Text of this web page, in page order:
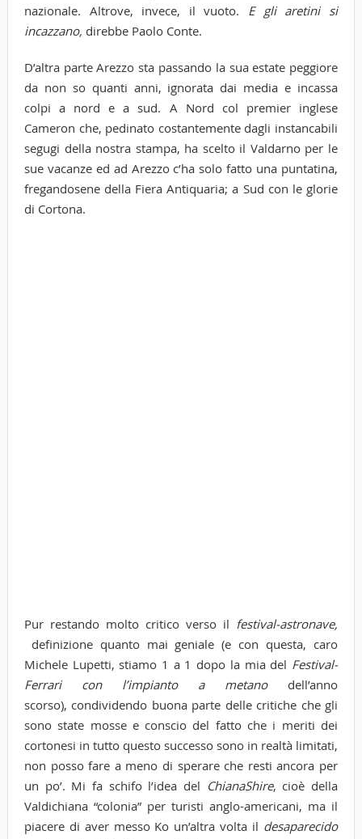
nazionale. Altrove, invece, il vuoto. E gli aretini si
incazzano, direbbe Paolo Conte.
D’altra parte Arezzo sta passando la sua estate peggiore
da non so quanti anni, ignorata dai media e incassa
colpi a nord e a sud. A Nord col premier inglese
Cameron che, pedinato costantemente dagli instancabili
segugi della nostra stampa, ha scelto il Valdarno per le
sue vacanze ed ad Arezzo c’ha solo fatto una puntatina,
fregandosene della Fiera Antiquaria; a Sud con le glorie
di Cortona.
Pur restando molto critico verso il festival-astronave,
definizione quanto mai geniale (e con questa, caro
Michele Lupetti, stiamo 1 a 1 dopo la mia del Festival-
Ferrari con l’impianto a metanodell’anno
scorso), condividendo buona parte delle critiche che gli
sono state mosse e conscio del fatto che i meriti dei
cortonesi in tutto questo successo sono in realtà limitati,
non posso fare a meno di sperare che resti ancora per
un po’. Mi fa schifo l’idea del ChianaShire, cioè della
Valdichiana “colonia” per turisti anglo-americani, ma il
piacere di aver messo Ko un’altra volta il desaparecido